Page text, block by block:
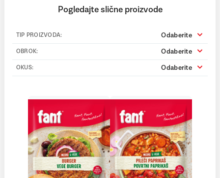
Pogledajte slične proizvode
TIP PROIZVODA: Odaberite
OBROK: Odaberite
OKUS: Odaberite